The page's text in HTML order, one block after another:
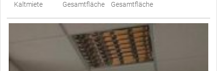
Kaltmiete
Gesamtfläche
Gesamtfläche